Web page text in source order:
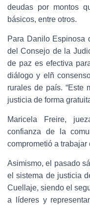
deudas por montos
básicos, entre otros.
Para Danilo Espinosa
del Consejo de la
de paz es efectiva
diálogo y elñ
rurales de país. “Este
justicia de forma
Maricela Freire,
confianza de la
comprometió a
Asimismo, el pasado
el sistema de justicia
Cuellaje, siendo el
a líderes y